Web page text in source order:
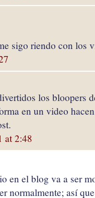
sigo riendo con los
los bloopers
en un video
at 2:48
en el blog va a ser
normalmente; así